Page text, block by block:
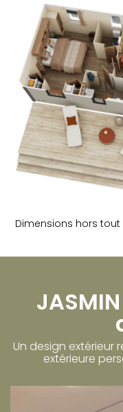
Dimensions hors tout
Un design
extérieure